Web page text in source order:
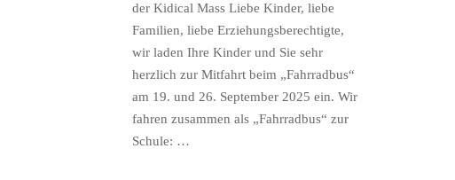
der Kidical Mass Liebe Kinder, liebe
Familien, liebe Erziehungsberechtigte,
wir laden Ihre Kinder und Sie sehr
herzlich zur Mitfahrt beim „Fahrradbus“
am 19. und 26. September 2025 ein. Wir
fahren zusammen als „Fahrradbus“ zur
Schule: …